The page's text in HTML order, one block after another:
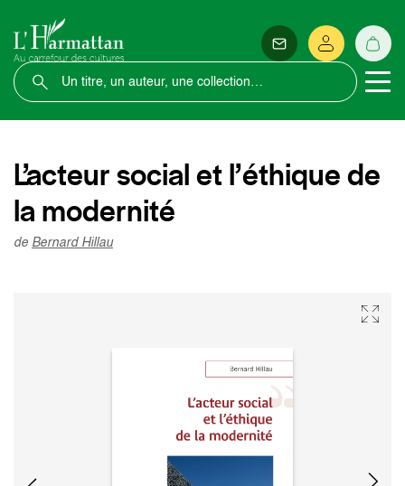
L’acteur social et l’éthique de
la modernité
de Bernard Hillau